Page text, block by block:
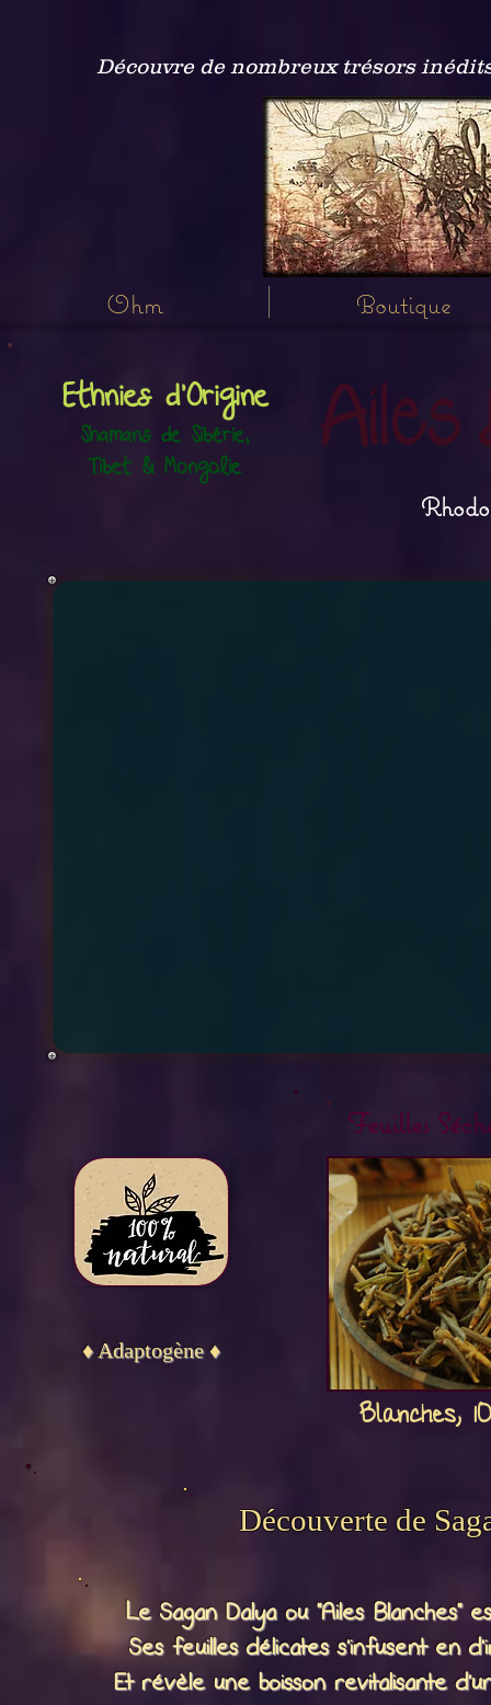
Découvre de nombreux trésors
Ohm Boutique
Ethnies d'Origine
Shamans de Sibérie,
Tibet & Mongolie
♦ Adaptogène ♦
Feuilles
Ailes
Blanches,
Découverte de
Le Sagan Dalya ou "Ailes Blanches"
Ses feuilles délicates s'infusent en
Et révèle une boisson revitalisante